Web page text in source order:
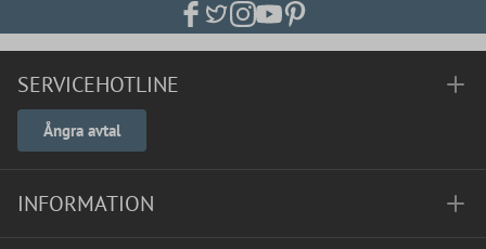
SERVICEHOTLINE
Ångra avtal
INFORMATION